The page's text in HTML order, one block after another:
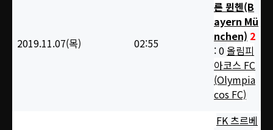
2019.11.07(목) 02:55
른 뮌헨(B
ayern Mü
nchen) 2
: 0 올림피
아코스 FC
(Olympia
cos FC)
FK 츠르베